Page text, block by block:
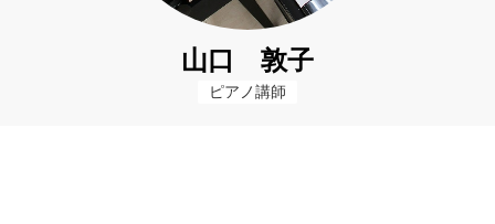
山口 敦子
ピアノ講師